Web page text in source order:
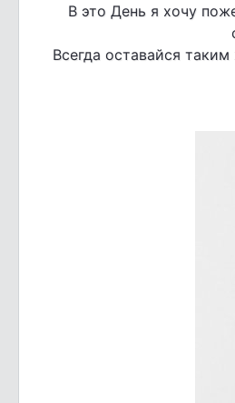
В это День я хочу
Всегда оставайся